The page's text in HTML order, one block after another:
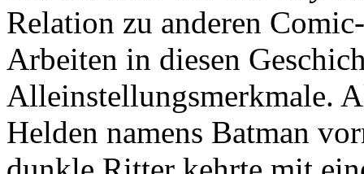
Relation zu anderen
Arbeiten in diesen
Alleinstellungsmerkmale.
Helden namens Batman